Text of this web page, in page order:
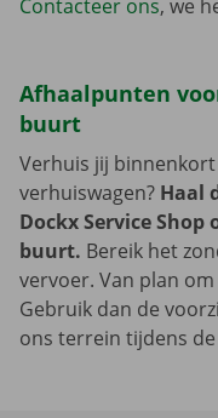
Contacteer ons, we
Afhaalpunten
buurt
Verhuis jij
verhuiswagen? Haal
Dockx Service
buurt. Bereik het
vervoer. Van plan
Gebruik dan de
ons terrein tijdens